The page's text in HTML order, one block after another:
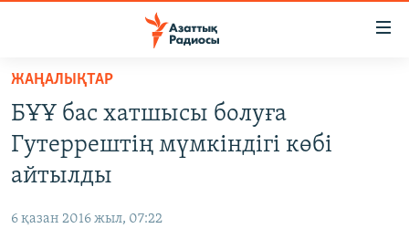
Skip
main
content
Skip
to
main
ЖАҢАЛЫҚТАР
AZATTYQTV
АДАМ ҚҰҚЫҚТАРЫ
ЖАҢАЛЫҚТАР
БҰҰ бас хатшысы болуға
Гутеррештің мүмкіндігі көбі
айтылды
6 қазан 2016 жыл, 07:22